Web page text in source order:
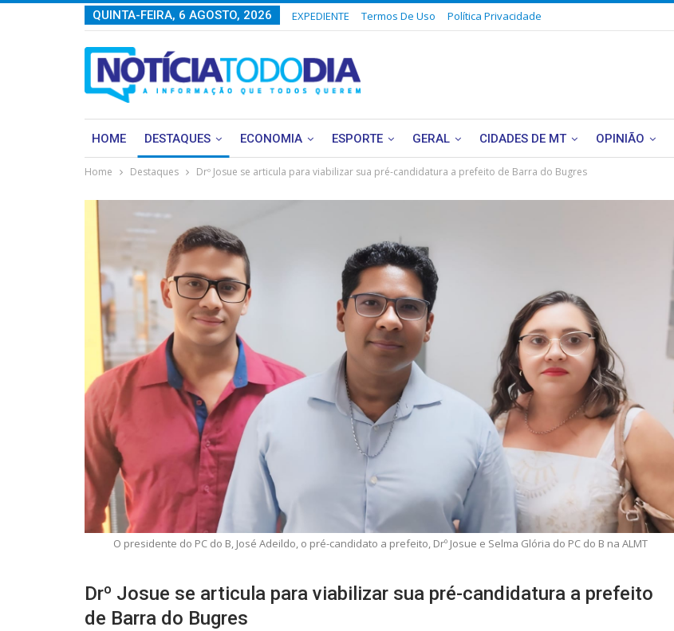
QUINTA-FEIRA, 6 AGOSTO, 2026 EXPEDIENTE Termos De Uso Política Privacidade
HOME DESTAQUES ECONOMIA ESPORTE GERAL CIDADES DE MT OPINIÃO
Home Destaques Drº Josue se articula para viabilizar sua pré-candidatura a prefeito de Barra do Bugres
O presidente do PC do B, José Adeildo, o pré-candidato a prefeito, Drº Josue e Selma Glória do PC do B na ALMT
Drº Josue se articula para viabilizar sua pré-candidatura a prefeito
de Barra do Bugres